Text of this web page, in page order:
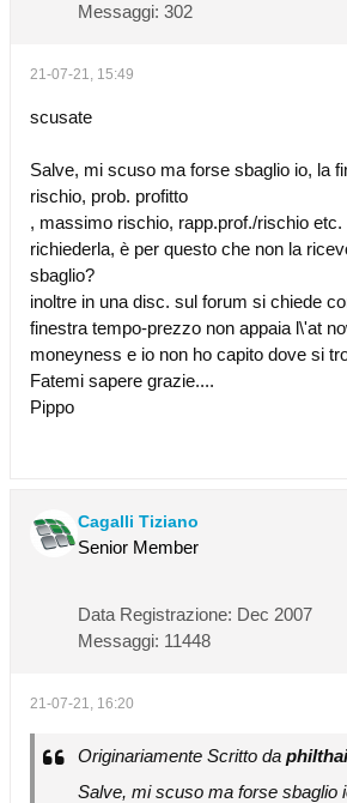
Messaggi: 302
21-07-21, 15:49
scusate
Salve, mi scuso ma forse sbaglio io, la
rischio, prob. profitto
, massimo rischio, rapp.prof./rischio
richiederla, è per questo che non la
sbaglio?
inoltre in una disc. sul forum si chiede
finestra tempo-prezzo non appaia l\'at
moneyness e io non ho capito dove si
Fatemi sapere grazie....
Pippo
Cagalli Tiziano
Senior Member
Data Registrazione: Dec 2007
Messaggi: 11448
21-07-21, 16:20
Originariamente Scritto da philthai
Salve, mi scuso ma forse sbaglio